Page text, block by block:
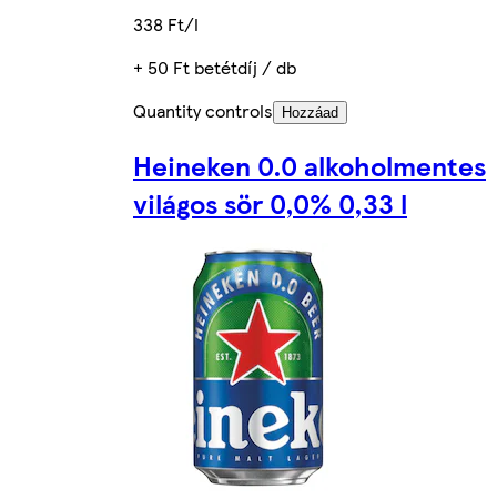
338 Ft/l
+ 50 Ft betétdíj / db
Quantity controls
Hozzáad
Heineken 0.0 alkoholmentes
világos sör 0,0% 0,33 l